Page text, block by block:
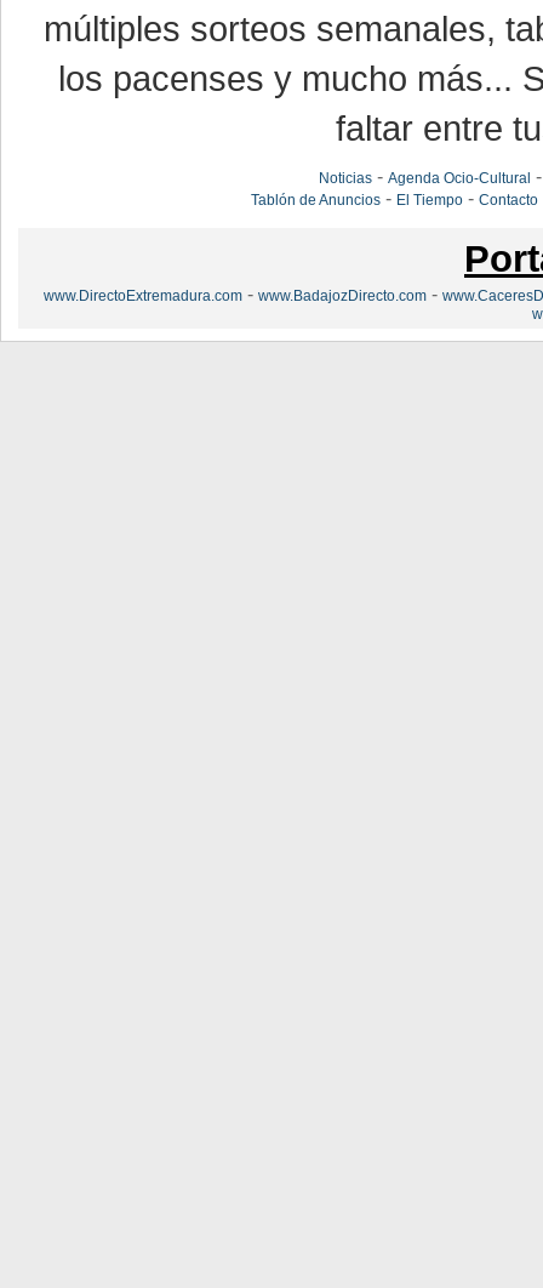
múltiples sorteos semanales,
los pacenses y mucho más...
faltar entre
Noticias -Agenda Ocio-Cultural
Tablón de Anuncios - El Tiempo -Contacto
www.DirectoExtremadura.com - www.BadajozDirecto.com -